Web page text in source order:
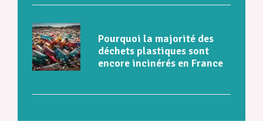
Pourquoi la majorité des
déchets plastiques sont
encore incinérés en France